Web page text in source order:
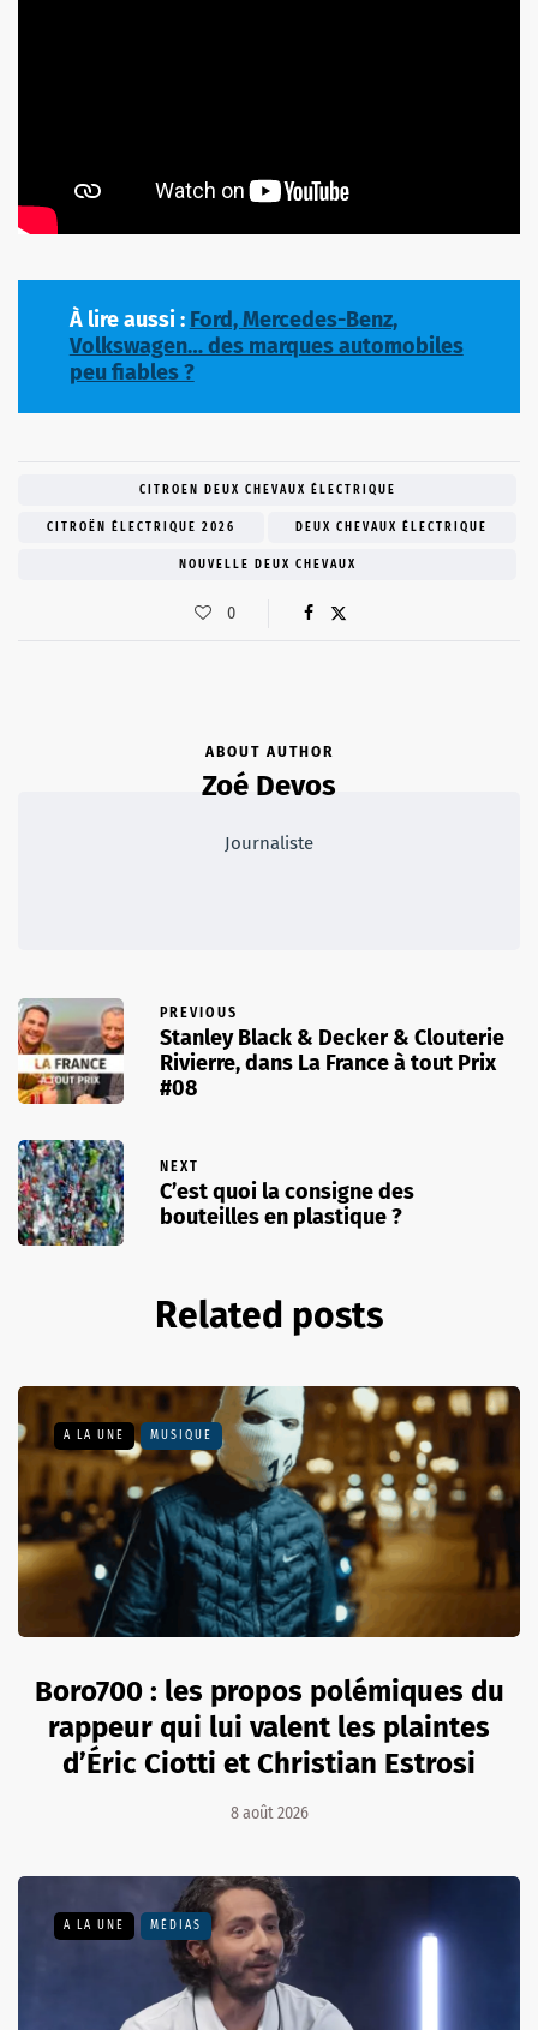
À lire aussi : Ford, Mercedes-Benz,
Volkswagen… des marques automobiles
peu fiables ?
CITROEN DEUX CHEVAUX ÉLECTRIQUE
CITROËN ÉLECTRIQUE 2026 DEUX CHEVAUX ÉLECTRIQUE
NOUVELLE DEUX CHEVAUX
0
ABOUT AUTHOR
Zoé Devos
Journaliste
PREVIOUS
Stanley Black & Decker & Clouterie
Rivierre, dans La France à tout Prix
#08
NEXT
C’est quoi la consigne des
bouteilles en plastique ?
Related posts
A LA UNE MUSIQUE
Boro700 : les propos polémiques du
rappeur qui lui valent les plaintes
d’Éric Ciotti et Christian Estrosi
8 août 2026
A LA UNE MÉDIAS